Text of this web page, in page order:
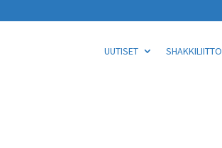
UUTISET SHAKKILIITTO